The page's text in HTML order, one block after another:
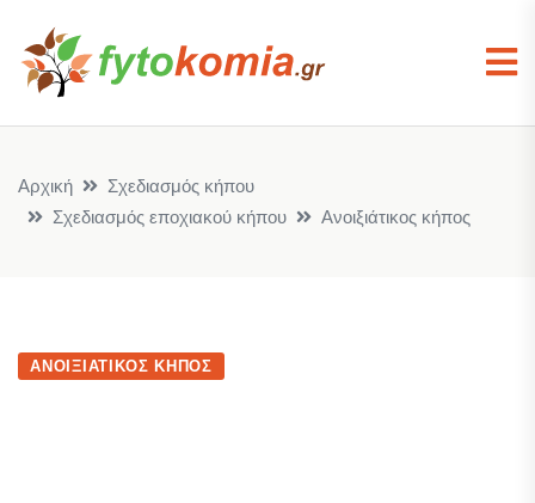
Αρχική
Σχεδιασμός κήπου
Σχεδιασμός εποχιακού κήπου
Ανοιξιάτικος κήπος
ΑΝΟΙΞΙΆΤΙΚΟΣ ΚΉΠΟΣ